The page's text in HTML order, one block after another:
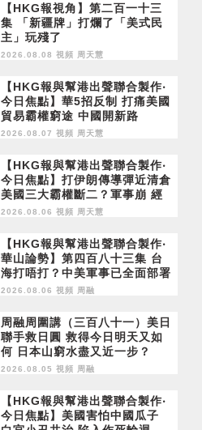
【HKG報視角】第二百一十三
集 「新疆牌」打爛了「美式民
主」玩殘了
2026.08.08 視頻 周天慧
【HKG報與幫港出聲聯合製作‧
今日焦點】華5招反制 打痛美國
貿易霸權窮途 中國開新路
2026.08.07 視頻 周天慧
【HKG報與幫港出聲聯合製作‧
今日焦點】打伊朗傳導彈近清倉
美國三大霸權斷二？軍事崩 經
濟損
2026.08.06 視頻 周天慧
【HKG報與幫港出聲聯合製作‧
華山論勢】第四百八十三集 台
海打唔打？中美軍事已全面部署
2028年1月台灣選舉是臨界點？
2026.08.06 視頻 周融
周融周圍講（三百八十一）美日
聯手救日圓 救得今日明天又如
何 日本山窮水盡又近一步？
2026.08.05 視頻 周融
【HKG報與幫港出聲聯合製作‧
今日焦點】美國害怕中國瓜子